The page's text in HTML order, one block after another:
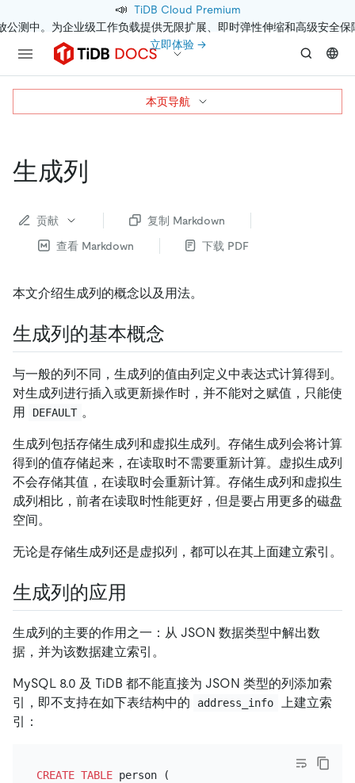
📣 TiDB Cloud Premium
公测中。为企业级工作负载提供无限扩展、即时弹性伸缩和高级安全保
立即体验 →
生成列
贡献
复制 Markdown
查看 Markdown
下载 PDF
本文介绍生成列的概念以及用法。
生成列的基本概念
与一般的列不同，生成列的值由列定义中表达式计算得到。
对生成列进行插入或更新操作时，并不能对之赋值，只能使
用
DEFAULT 。
生成列包括存储生成列和虚拟生成列。存储生成列会将计算
得到的值存储起来，在读取时不需要重新计算。虚拟生成列
不会存储其值，在读取时会重新计算。存储生成列和虚拟生
成列相比，前者在读取时性能更好，但是要占用更多的磁盘
空间。
无论是存储生成列还是虚拟列，都可以在其上面建立索引。
生成列的应用
生成列的主要的作用之一：从 JSON 数据类型中解出数
据，并为该数据建立索引。
MySQL 8.0 及 TiDB 都不能直接为 JSON 类型的列添加索
引，即不支持在如下表结构中的
address_info
上建立索
引：
CREATE TABLE person (
本页导航